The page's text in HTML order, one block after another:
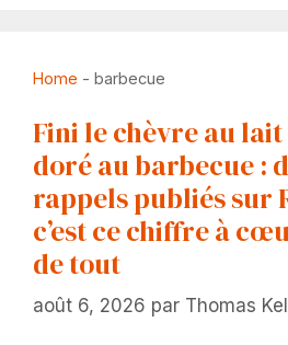
Home - barbecue
Fini le chèvre au
doré au barbecue :
rappels publiés sur
c’est ce chiffre à
de tout
août 6, 2026 par Thomas